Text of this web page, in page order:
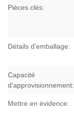
Pièces clés:
Détails d'emballage:
Capacité
d'approvisionnement:
Mettre en évidence: